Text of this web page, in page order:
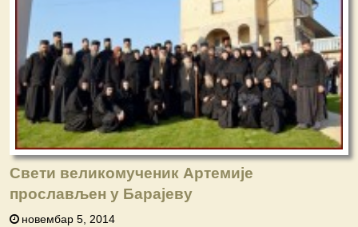
Свети великомученик Артемије
прослављен у Барајеву
новембар 5, 2014